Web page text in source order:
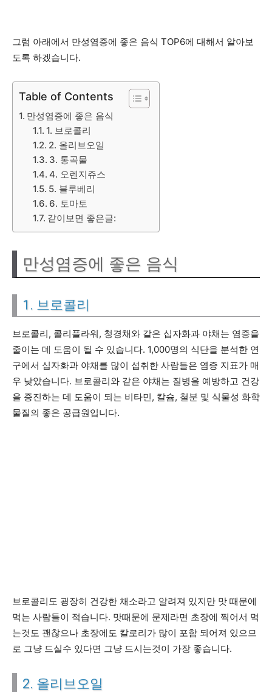
그럼 아래에서 만성염증에 좋은 음식 TOP6에 대해서 알아보
도록 하겠습니다.
Table of Contents
만성염증에 좋은 음식
1. 브로콜리
2. 올리브오일
3. 통곡물
4. 오렌지쥬스
5. 블루베리
6. 토마토
같이보면 좋은글:
만성염증에 좋은 음식
1. 브로콜리
브로콜리, 콜리플라워, 청경채와 같은 십자화과 야채는 염증을
줄이는 데 도움이 될 수 있습니다. 1,000명의 식단을 분석한 연
구에서 십자화과 야채를 많이 섭취한 사람들은 염증 지표가 매
우 낮았습니다. 브로콜리와 같은 야채는 질병을 예방하고 건강
을 증진하는 데 도움이 되는 비타민, 칼슘, 철분 및 식물성 화학
물질의 좋은 공급원입니다.
브로콜리도 굉장히 건강한 채소라고 알려져 있지만 맛 때문에
먹는 사람들이 적습니다. 맛때문에 문제라면 초장에 찍어서 먹
는것도 괜찮으나 초장에도 칼로리가 많이 포함 되어져 있으므
로 그냥 드실수 있다면 그냥 드시는것이 가장 좋습니다.
2. 올리브오일